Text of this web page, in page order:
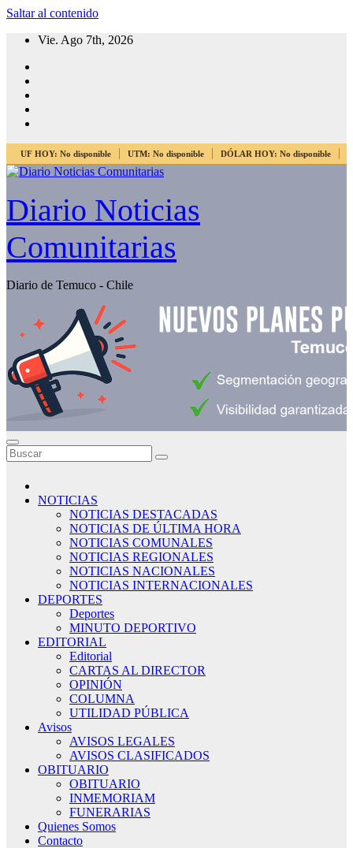
Saltar al contenido
Vie. Ago 7th, 2026
UF HOY: No disponible UTM: No disponible DÓLAR HOY: No disponible
Diario Noticias
Comunitarias
Diario de Temuco - Chile
NOTICIAS
NOTICIAS DESTACADAS
NOTICIAS DE ÚLTIMA HORA
NOTICIAS COMUNALES
NOTICIAS REGIONALES
NOTICIAS NACIONALES
NOTICIAS INTERNACIONALES
DEPORTES
Deportes
MINUTO DEPORTIVO
EDITORIAL
Editorial
CARTAS AL DIRECTOR
OPINIÓN
COLUMNA
UTILIDAD PÚBLICA
Avisos
AVISOS LEGALES
AVISOS CLASIFICADOS
OBITUARIO
OBITUARIO
INMEMORIAM
FUNERARIAS
Quienes Somos
Contacto